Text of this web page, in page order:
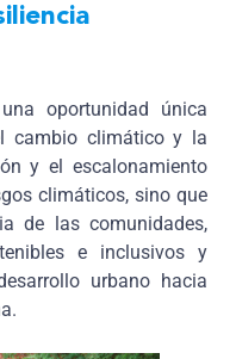
oportunidad única
cambio climático y la
y el escalonamiento
climáticos, sino que
de las comunidades,
e inclusivos y
urbano hacia